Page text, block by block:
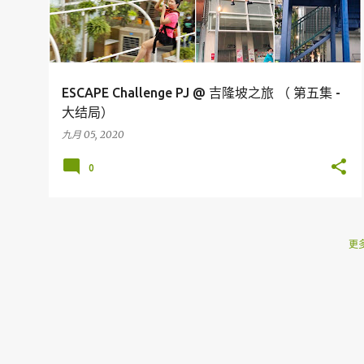
ESCAPE Challenge PJ @ 吉隆坡之旅 （ 第五集 -
大结局）
九月 05, 2020
0
更